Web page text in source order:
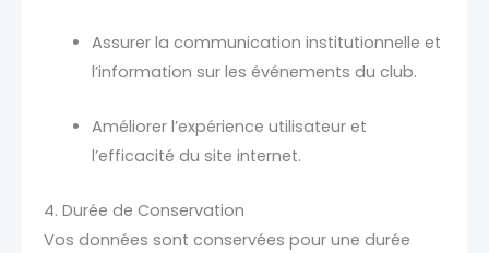
Assurer la communication institutionnelle et
l’information sur les événements du club.
Améliorer l’expérience utilisateur et
l’efficacité du site internet.
4. Durée de Conservation
Vos données sont conservées pour une durée